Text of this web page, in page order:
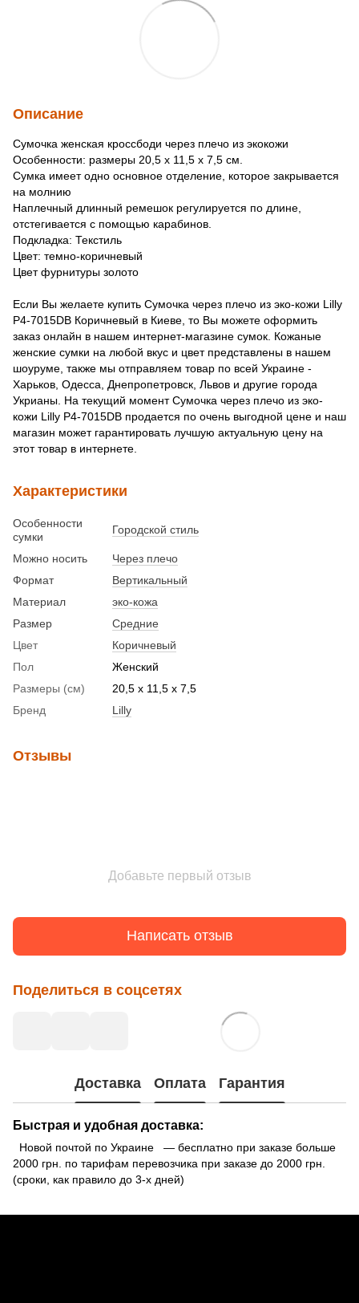
Описание
Сумочка женская кроссбоди через плечо из экокожи
Особенности: размеры 20,5 x 11,5 x 7,5 см.
Сумка имеет одно основное отделение, которое закрывается
на молнию
Наплечный длинный ремешок регулируется по длине,
отстегивается с помощью карабинов.
Подкладка: Текстиль
Цвет: темно-коричневый
Цвет фурнитуры золото
Если Вы желаете купить Сумочка через плечо из эко-кожи Lilly
P4-7015DB Коричневый в Киеве, то Вы можете оформить
заказ онлайн в нашем интернет-магазине сумок. Кожаные
женские сумки на любой вкус и цвет представлены в нашем
шоуруме, также мы отправляем товар по всей Украине -
Харьков, Одесса, Днепропетровск, Львов и другие города
Укрианы. На текущий момент Сумочка через плечо из эко-
кожи Lilly P4-7015DB продается по очень выгодной цене и наш
магазин может гарантировать лучшую актуальную цену на
этот товар в интернете.
Характеристики
Особенности
сумки
Городской стиль
Можно носить
Через плечо
Формат
Вертикальный
Материал
эко-кожа
Размер
Средние
Цвет
Коричневый
Пол
Женский
Размеры (см)
20,5 x 11,5 x 7,5
Бренд
Lilly
Отзывы
Добавьте первый отзыв
Написать отзыв
Поделиться в соцсетях
Доставка Оплата Гарантия
Быстрая и удобная доставка:
Новой почтой по Украине — бесплатно при заказе больше
2000 грн. по тарифам перевозчика при заказе до 2000 грн.
(сроки, как правило до 3-х дней)